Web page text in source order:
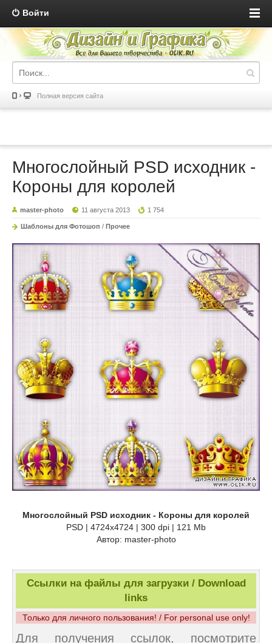
Войти
Полная версия сайта
Многослойный PSD исходник -
Короны для королей
master-photo 11 августа 2013 1 754
Шаблоны для Фотошоп / Прочее
Многослойный PSD исходник - Короны для королей
PSD | 4724x4724 | 300 dpi | 121 Mb
Автор: master-photo
Ссылки на файлы для загрузки / Download
links
Только для личного пользования! / For personal use only!
Для получения ссылок, посмотрите